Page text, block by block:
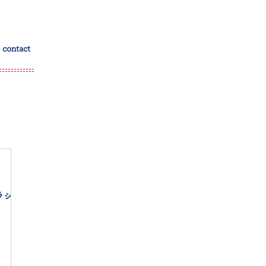
contact
ッ